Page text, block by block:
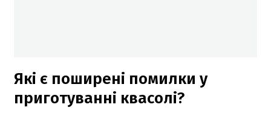
Які є поширені помилки у
приготуванні квасолі?